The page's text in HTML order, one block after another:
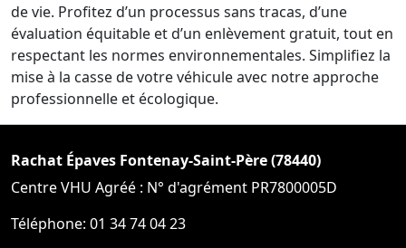
de vie. Profitez d’un processus sans tracas, d’une
évaluation équitable et d’un enlèvement gratuit, tout en
respectant les normes environnementales. Simplifiez la
mise à la casse de votre véhicule avec notre approche
professionnelle et écologique.
Rachat Épaves Fontenay-Saint-Père (78440)
Centre VHU Agréé : N° d'agrément PR7800005D
Téléphone: 01 34 74 04 23